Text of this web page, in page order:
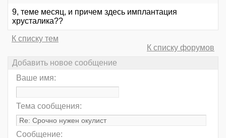
9, теме месяц, и причем здесь имплантация
хрусталика??
К списку тем
К списку форумов
Добавить новое сообщение
Ваше имя:
Тема сообщения:
Сообщение: